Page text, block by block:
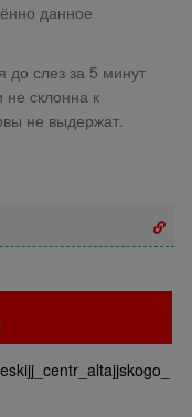
данное
до слез за 5 минут
склонна к
не выдержат.